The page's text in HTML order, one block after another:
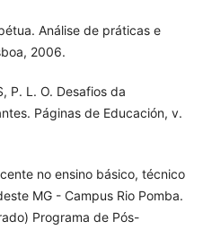
Análise de práticas e
2006.
P. L. O. Desafios da
Páginas de Educación, v.
no ensino básico, técnico
MG - Campus Rio Pomba.
Programa de Pós-